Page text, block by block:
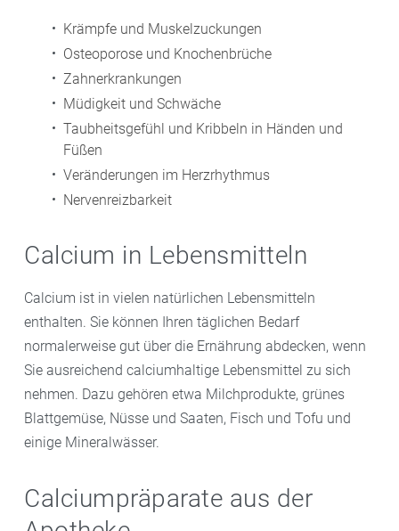
Krämpfe und Muskelzuckungen
Osteoporose und Knochenbrüche
Zahnerkrankungen
Müdigkeit und Schwäche
Taubheitsgefühl und Kribbeln in Händen und
Füßen
Veränderungen im Herzrhythmus
Nervenreizbarkeit
Calcium in Lebensmitteln
Calcium ist in vielen natürlichen Lebensmitteln
enthalten. Sie können Ihren täglichen Bedarf
normalerweise gut über die Ernährung abdecken, wenn
Sie ausreichend calciumhaltige Lebensmittel zu sich
nehmen. Dazu gehören etwa Milchprodukte, grünes
Blattgemüse, Nüsse und Saaten, Fisch und Tofu und
einige Mineralwässer.
Calciumpräparate aus der